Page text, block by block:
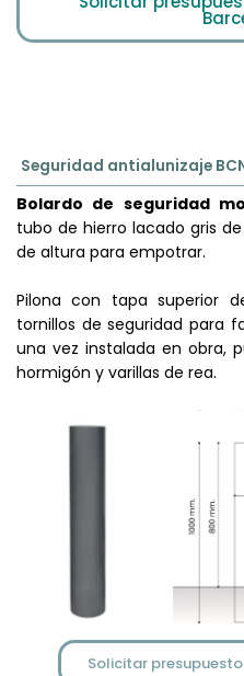
Seguridad antialunizaje
Bolardo de seguridad
tubo de hierro lacado gris
de altura para empotrar.
Pilona con tapa superior
tornillos de seguridad para
una vez instalada en obra,
hormigón y varillas de rea.
Solicitar